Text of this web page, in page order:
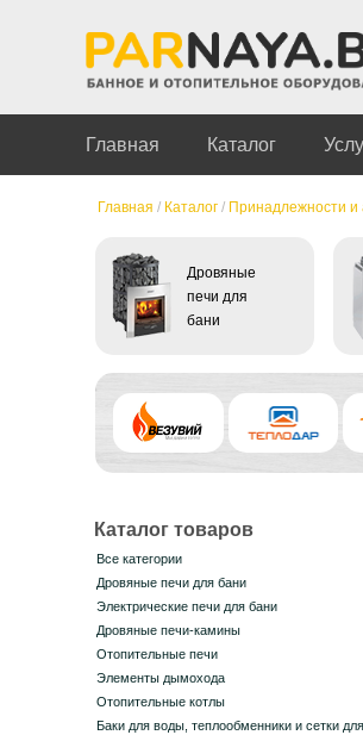
Главная Каталог
Главная / Каталог / Принадлежности и
Дровяные
печи для
бани
Каталог товаров
Все категории
Дровяные печи для бани
Электрические печи для бани
Дровяные печи-камины
Отопительные печи
Элементы дымохода
Отопительные котлы
Баки для воды, теплообменники и сетки